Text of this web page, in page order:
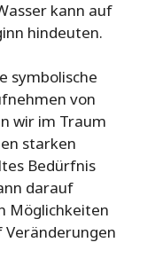
kann auf
hindeuten.
symbolische
von
wir im Traum
starken
Bedürfnis
darauf
Möglichkeiten
Veränderungen